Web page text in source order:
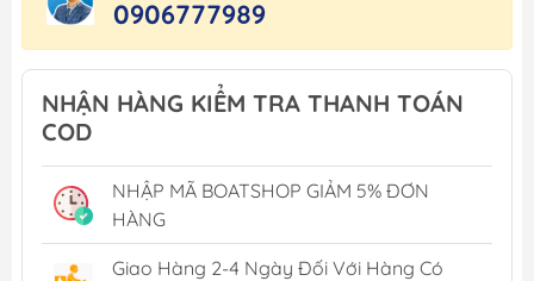
0906777989
NHẬN HÀNG KIỂM TRA THANH TOÁN
COD
NHẬP MÃ BOATSHOP GIẢM 5% ĐƠN
HÀNG
Giao Hàng 2-4 Ngày Đối Với Hàng Có